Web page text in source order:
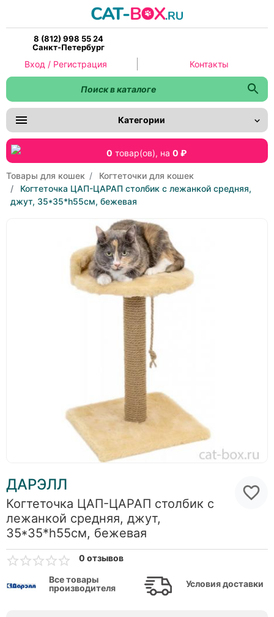
8 (812) 998 55 24
Санкт-Петербург
0 товар(ов), на 0 ₽
Категории
Вход / Регистрация Контакты
Товары для кошек
Когтеточки для кошек
Когтеточка ЦАП-ЦАРАП столбик с лежанкой средняя,
джут, 35*35*h55см, бежевая
ДАРЭЛЛ
Когтеточка ЦАП-ЦАРАП столбик с
лежанкой средняя, джут,
35*35*h55см, бежевая
0 отзывов
Все товары
производителя
Условия доставки